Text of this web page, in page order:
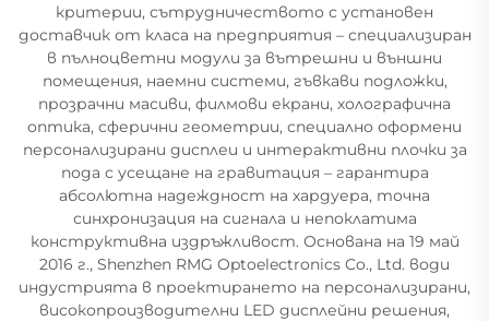
критерии, сътрудничеството с установен
доставчик от класа на предприятия – специализиран
в пълноцветни модули за вътрешни и външни
помещения, наемни системи, гъвкави подложки,
прозрачни масиви, филмови екрани, холографична
оптика, сферични геометрии, специално оформени
персонализирани дисплеи и интерактивни плочки за
пода с усещане на гравитация – гарантира
абсолютна надеждност на хардуера, точна
синхронизация на сигнала и непоклатима
конструктивна издръжливост. Основана на 19 май
2016 г., Shenzhen RMG Optoelectronics Co., Ltd. води
индустрията в проектирането на персонализирани,
високопроизводителни LED дисплейни решения,